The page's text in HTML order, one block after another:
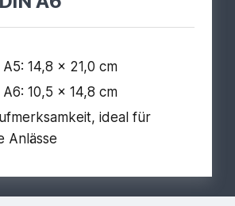
14,8 x 21,0 cm
10,5 x 14,8 cm
ideal für
Anlässe